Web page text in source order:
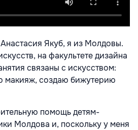
Якуб, я из Молдовы.
на факультете дизайна
связаны с искусством:
макияж, создаю бижутерию
помощь детям-
Молдова и, поскольку у меня